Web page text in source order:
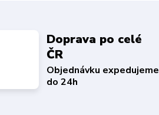
Doprava po celé
ČR
Objednávku expedujeme
do 24h